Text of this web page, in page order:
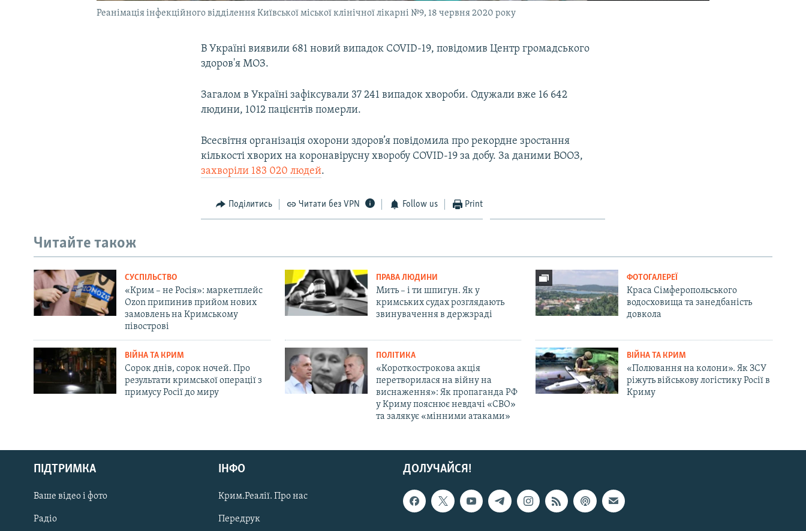
Русский
Qırımtatar
ДОЛУЧАЙСЯ!
Реанімація інфекційного відділення Київської міської клінічної лікарні №9, 18 червня 2020 року
В Україні виявили 681 новий випадок COVID-19, повідомив Центр громадського
здоров'я МОЗ.
Загалом в Україні зафіксували 37 241 випадок хвороби. Одужали вже 16 642
людини, 1012 пацієнтів померли.
Всесвітня організація охорони здоров’я повідомила про рекордне зростання
кількості хворих на коронавірусну хворобу COVID-19 за добу. За даними ВООЗ,
захворіли 183 020 людей.
Поділитись Читати без VPN Follow us Print
Читайте також
СУСПІЛЬСТВО
«Крим – не Росія»: маркетплейс
Ozon припинив прийом нових
замовлень на Кримському
півострові
ПРАВА ЛЮДИНИ
Мить – і ти шпигун. Як у
кримських судах розглядають
звинувачення в держзраді
ФОТОГАЛЕРЕЇ
Краса Сімферопольського
водосховища та занедбаність
довкола
ВІЙНА ТА КРИМ
Сорок днів, сорок ночей. Про
результати кримської операції з
примусу Росії до миру
ПОЛІТИКА
«Короткострокова акція
перетворилася на війну на
виснаження»: Як пропаганда РФ
у Криму пояснює невдачі «СВО»
та залякує «мінними атаками»
ВІЙНА ТА КРИМ
«Полювання на колони». Як ЗСУ
ріжуть військову логістику Росії в
Криму
ДОЛУЧАЙСЯ!
ПІДТРИМКА
Ваше відео і фото
Радіо
ІНФО
Крим.Реалії. Про нас
Передрук